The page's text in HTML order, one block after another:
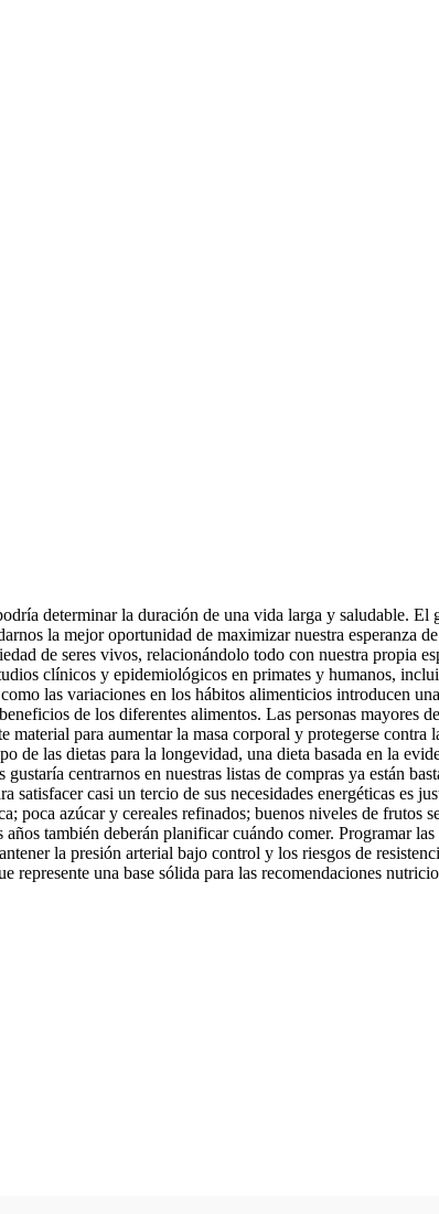
determinar la duración de una vida larga y saludable. El
la mejor oportunidad de maximizar nuestra esperanza
de seres vivos, relacionándolo todo con nuestra propia
clínicos y epidemiológicos en primates y humanos,
las variaciones en los hábitos alimenticios introducen
de los diferentes alimentos. Las personas mayores
material para aumentar la masa corporal y protegerse
las dietas para la longevidad, una dieta basada en la
centrarnos en nuestras listas de compras ya están
casi un tercio de sus necesidades energéticas es
poca azúcar y cereales refinados; buenos niveles de
también deberán planificar cuándo comer. Programar
la presión arterial bajo control y los riesgos de
represente una base sólida para las recomendaciones